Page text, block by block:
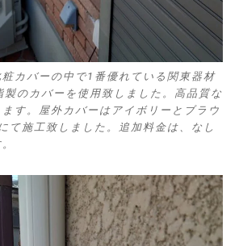
カバーの中で1番優れている関東器材
のカバーを使用致しました。高品質な
す。屋外カバーはアイボリーとブラウ
て施工致しました。追加料金は、なし